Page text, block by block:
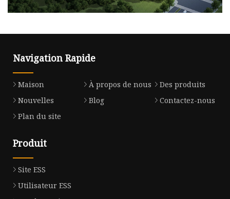
Navigation Rapide
Maison À propos de nous
Des produits
Nouvelles
Blog
Contactez-nous
Plan du site
Produit
Site ESS
Utilisateur ESS